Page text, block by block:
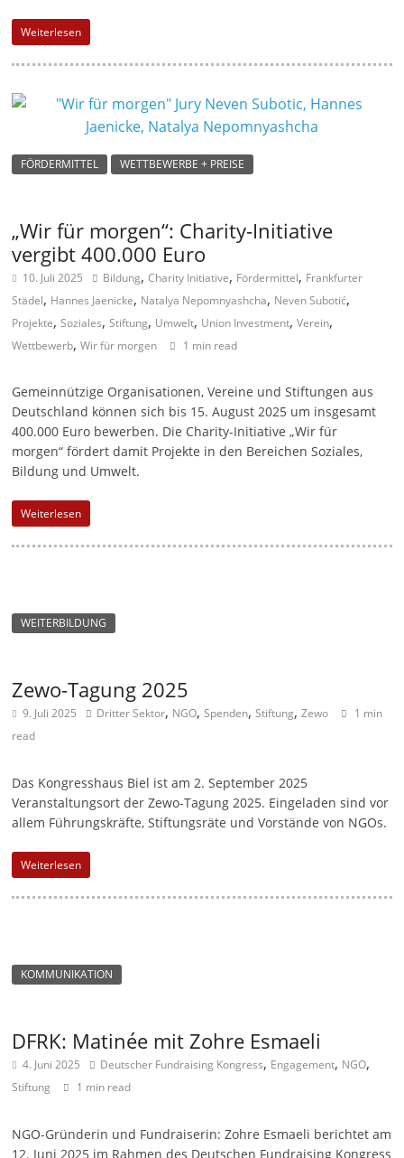
e
n
d
e
e
i
n
e
|
t
i
f
t
g
Weiterlesen
FÖRDERMITTEL WETTBEWERBE + PREISE
„Wir für morgen“: Charity-Initiative
vergibt 400.000 Euro
10. Juli 2025 Bildung,Charity Initiative, Fördermittel, Frankfurter
Städel, Hannes Jaenicke, Natalya Nepomnyashcha, Neven Subotić,
Projekte,Soziales,Stiftung, Umwelt, Union Investment,Verein,
Wettbewerb,Wir für morgen 1 min read
Gemeinnützige Organisationen, Vereine und Stiftungen aus
Deutschland können sich bis 15. August 2025 um insgesamt
400.000 Euro bewerben. Die Charity-Initiative „Wir für
morgen“ fördert damit Projekte in den Bereichen Soziales,
Bildung und Umwelt.
Weiterlesen
WEITERBILDUNG
Zewo-Tagung 2025
9. Juli 2025 Dritter Sektor, NGO,Spenden,Stiftung,Zewo
1 min
read
Das Kongresshaus Biel ist am 2. September 2025
Veranstaltungsort der Zewo-Tagung 2025. Eingeladen sind vor
allem Führungskräfte, Stiftungsräte und Vorstände von NGOs.
Weiterlesen
KOMMUNIKATION
DFRK: Matinée mit Zohre Esmaeli
4. Juni 2025 Deutscher Fundraising Kongress, Engagement, NGO,
Stiftung 1 min read
NGO-Gründerin und Fundraiserin: Zohre Esmaeli berichtet am
12. Juni 2025 im Rahmen des Deutschen Fundraising Kongress